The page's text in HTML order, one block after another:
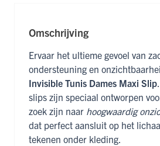
Omschrijving
Ervaar het ultieme gevoel van
ondersteuning en
Invisible Tunis Dames Maxi Slip
slips zijn speciaal ontworpen
zoek zijn naar hoogwaardig
dat perfect aansluit op het
tekenen onder kleding.